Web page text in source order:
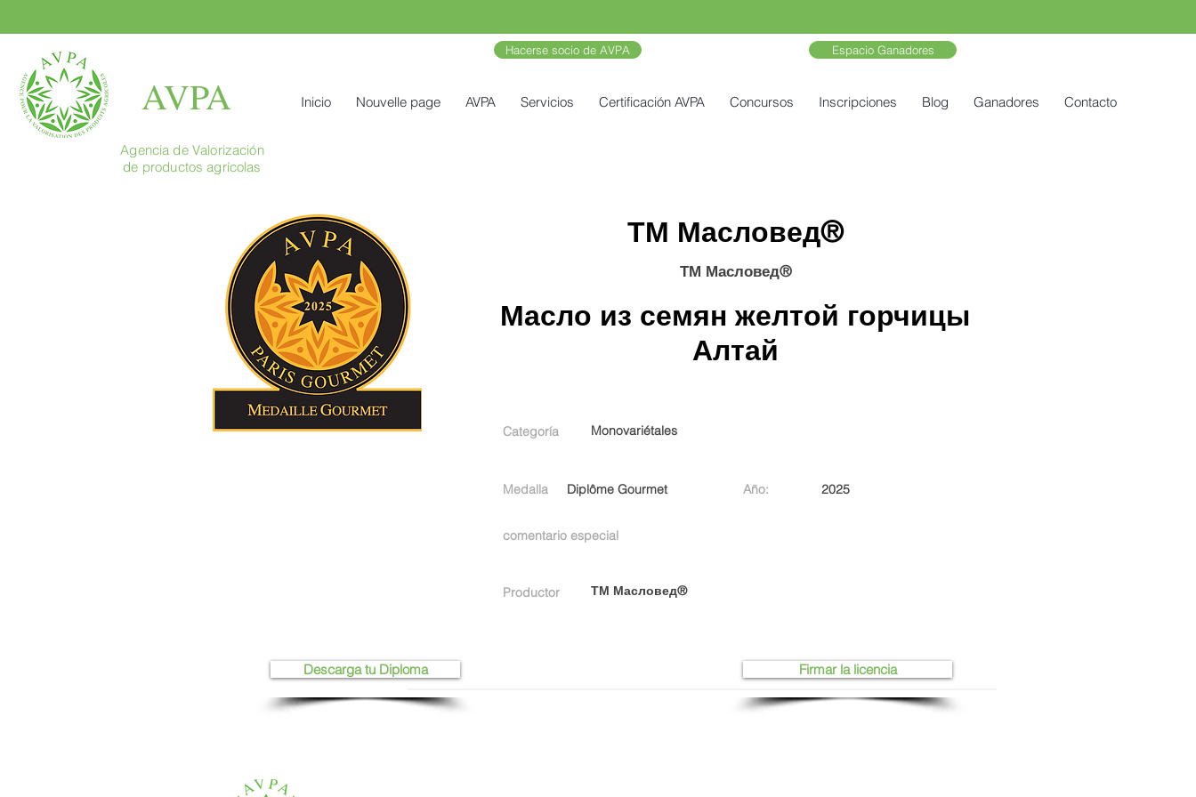
AVPA
Hacerse socio de AVPA Espacio Ganadores
Inicio Nouvelle page AVPA Servicios Certificación AVPA Concursos Inscripciones Blog Ganadores Contacto
Agencia de Valorización
de productos agrícolas
ТМ Масловед®
ТМ Масловед®
Масло из семян желтой горчицы
Алтай
Categoría Monovariétales
Medalla Diplôme Gourmet Año: 2025
comentario especial
Productor ТМ Масловед®
Firmar la licencia
Descarga tu Diploma